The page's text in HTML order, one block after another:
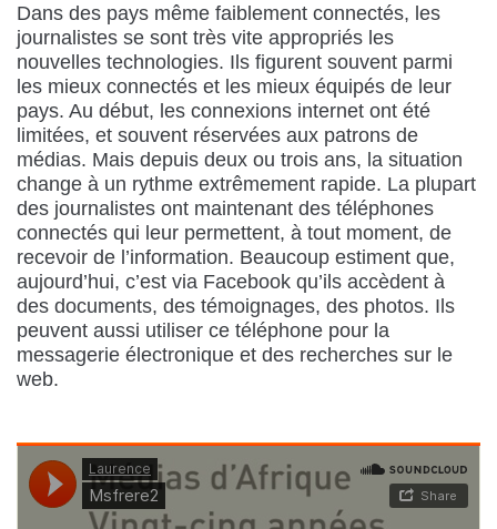
Dans des pays même faiblement connectés, les
journalistes se sont très vite appropriés les
nouvelles technologies. Ils figurent souvent parmi
les mieux connectés et les mieux équipés de leur
pays. Au début, les connexions internet ont été
limitées, et souvent réservées aux patrons de
médias. Mais depuis deux ou trois ans, la situation
change à un rythme extrêmement rapide. La plupart
des journalistes ont maintenant des téléphones
connectés qui leur permettent, à tout moment, de
recevoir de l’information. Beaucoup estiment que,
aujourd’hui, c’est via Facebook qu’ils accèdent à
des documents, des témoignages, des photos. Ils
peuvent aussi utiliser ce téléphone pour la
messagerie électronique et des recherches sur le
web.